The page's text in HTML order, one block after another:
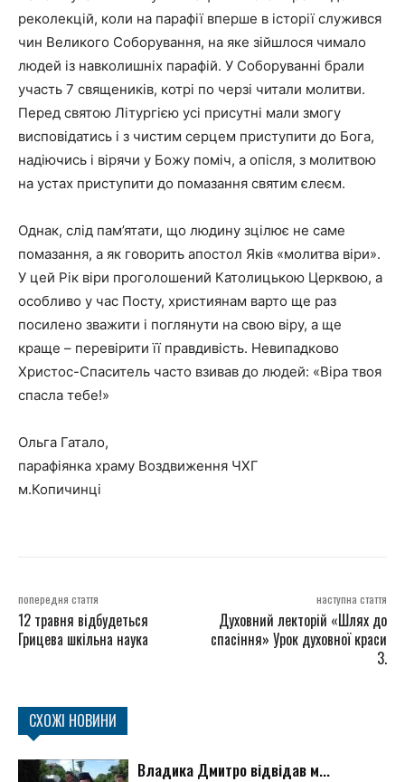
реколекцій, коли на парафії вперше в історії служився
чин Великого Соборування, на яке зійшлося чимало
людей із навколишніх парафій. У Соборуванні брали
участь 7 священиків, котрі по черзі читали молитви.
Перед святою Літургією усі присутні мали змогу
висповідатись і з чистим серцем приступити до Бога,
надіючись і вірячи у Божу поміч, а опісля, з молитвою
на устах приступити до помазання святим єлеєм.
Однак, слід пам’ятати, що людину зцілює не саме
помазання, а як говорить апостол Яків «молитва віри».
У цей Рік віри проголошений Католицькою Церквою, а
особливо у час Посту, християнам варто ще раз
посилено зважити і поглянути на свою віру, а ще
краще – перевірити її правдивість. Невипадково
Христос-Спаситель часто взивав до людей: «Віра твоя
спасла тебе!»
Ольга Гатало,
парафіянка храму Воздвиження ЧХГ
м.Копичинці
попередня стаття
12 травня відбудеться
Грицева шкільна наука
наступна стаття
Духовний лекторій «Шлях до
спасіння» Урок духовної краси
3.
СХОЖІ НОВИНИ
Владика Дмитро відвідав м...